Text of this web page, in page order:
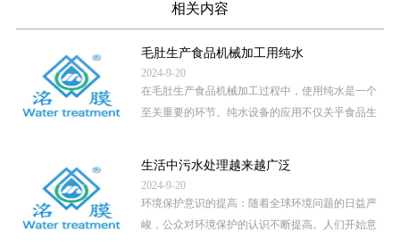
相关内容
毛肚生产食品机械加工用纯水
2024-9-20
在毛肚生产食品机械加工过程中，使用纯水是一个
至关重要的环节。纯水设备的应用不仅关乎食品生
生活中污水处理越来越广泛
2024-9-20
环境保护意识的提高：随着全球环境问题的日益严
峻，公众对环境保护的认识不断提高。人们开始意